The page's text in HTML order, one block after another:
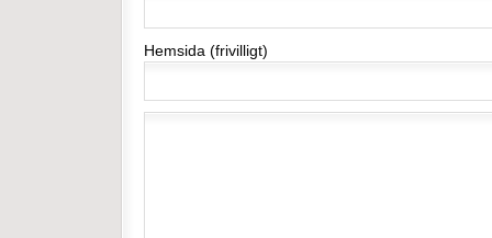
Hemsida (frivilligt)